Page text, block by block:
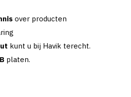
over producten
kunt u bij Havik terecht.
platen.